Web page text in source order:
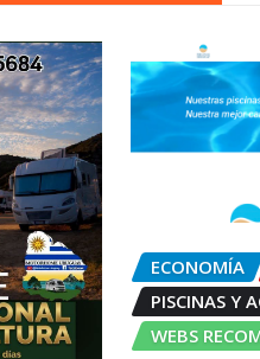
ECONOMÍA
PISCINAS Y
WEBS